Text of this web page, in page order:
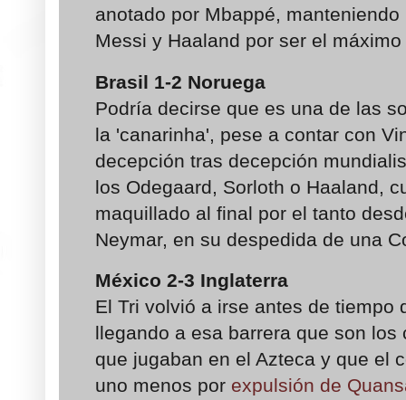
anotado por Mbappé,
Messi y Haaland por ser el
Brasil 1-2 Noruega
Podría decirse que es una de las
la 'canarinha', pese a contar con
decepción tras decepción
los Odegaard, Sorloth o Haaland,
maquillado al final por el tanto
Neymar, en su despedida de una
México 2-3 Inglaterra
El Tri volvió a irse antes de tiempo
llegando a esa barrera que son los
que jugaban en el Azteca y que el
uno menos por expulsión de